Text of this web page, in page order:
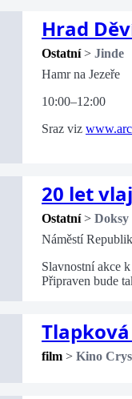
Hrad
Ostatní > Jinde
Hamr na Jezeře
10:00–12:00
Sraz viz
20 let
Ostatní > Doksy
Náměstí
Slavnostní akce
Připraven bude
film > Kino